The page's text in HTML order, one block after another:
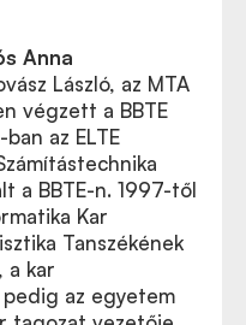
Anna
László, az MTA
végzett a BBTE
az ELTE
a BBTE-n. 1997-től
Kar
Tanszékének
a kar
az egyetem